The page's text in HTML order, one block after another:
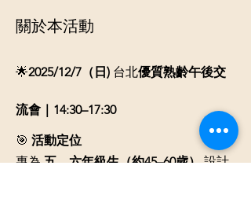
關於本活動
🌟2025/12/7（日) 台北優質熟齡午後交
流會｜14:30–17:30
🎯 活動定位
專為 五、六年級生（約45–60歲） 設計